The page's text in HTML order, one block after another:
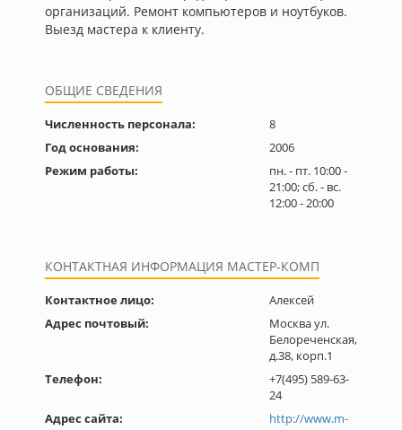
организаций. Ремонт компьютеров и ноутбуков.
Выезд мастера к клиенту.
ОБЩИЕ СВЕДЕНИЯ
Численность персонала:
8
Год основания:
2006
Режим работы:
пн. - пт. 10:00 -
21:00; сб. - вс.
12:00 - 20:00
КОНТАКТНАЯ ИНФОРМАЦИЯ МАСТЕР-КОМП
Контактное лицо:
Алексей
Адрес почтовый:
Москва ул.
Белореченская,
д.38, корп.1
Телефон:
+7(495) 589-63-
24
Адрес сайта:
http://www.m-